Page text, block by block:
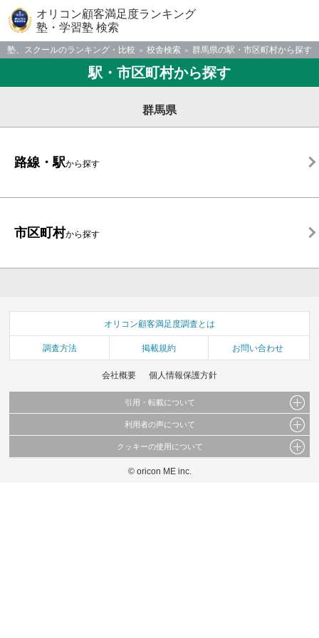
オリコン顧客満足度ランキング
塾・学習塾 検索
塾、スクールのランキング・比較 校舎検索 群馬県の駅・市区町村から探す
駅・市区町村から探す
群馬県
路線・駅から探す
市区町村から探す
オリコン顧客満足度調査とは
調査方法 掲載規約 お問い合わせ
会社概要 個人情報保護方針
引用・転載について
当サイトで公開されている情報（文字、写真、イラスト、画像データ等）及びこれらの配
これらの情報を権利者の許可なく無断転載・複製などの二次利用を行うことは固く禁じて
利用者の声について
当サイトに掲載している内容はすべてサービスの利用者が提出された見解・感想です。
弊社の見解・ 意見ではないことをご理解いただいた上でご覧ください。
クッキーの使用について
このサイトでは Cookie を使用して、ユーザーに合わせたコンテンツや広告の表示、ソー
© oricon ME inc.